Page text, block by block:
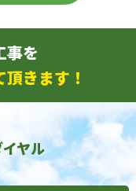
事を
きます！
ヤル